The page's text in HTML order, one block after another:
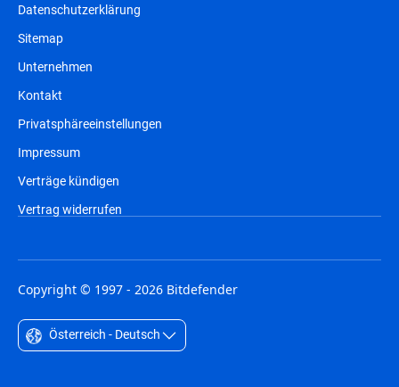
Datenschutzerklärung
Sitemap
Unternehmen
Kontakt
Privatsphäreeinstellungen
Impressum
Verträge kündigen
Vertrag widerrufen
Copyright © 1997 - 2026 Bitdefender
Österreich - Deutsch